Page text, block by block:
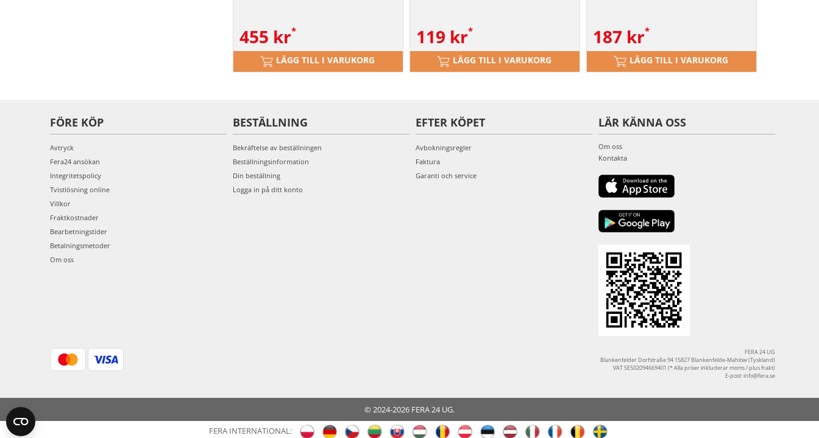
455 kr
LÄGG TILL I VARUKORG
119 kr
LÄGG TILL I VARUKORG
187 kr
LÄGG TILL I VARUKORG
FÖRE KÖP
Avtryck
Fera24 ansökan
Integritetspolicy
Tvistlösning online
Villkor
Fraktkostnader
Bearbetningstider
Betalningsmetoder
Om oss
BESTÄLLNING
Bekräftelse av beställningen
Beställningsinformation
Din beställning
Logga in på ditt konto
EFTER KÖPET
Avbokningsregler
Faktura
Garanti och service
LÄR KÄNNA OSS
Om oss
Kontakta
FERA 24 UG
Blankenfelder Dorfstraße 94 15827 Blankenfelde-Mahlow (Tyskland)
VAT SE502094669401 (* Alla priser inkluderar moms / plus frakt)
E-post:info@fera.se
© 2024-2026 FERA 24 UG.
FERA INTERNATIONAL: